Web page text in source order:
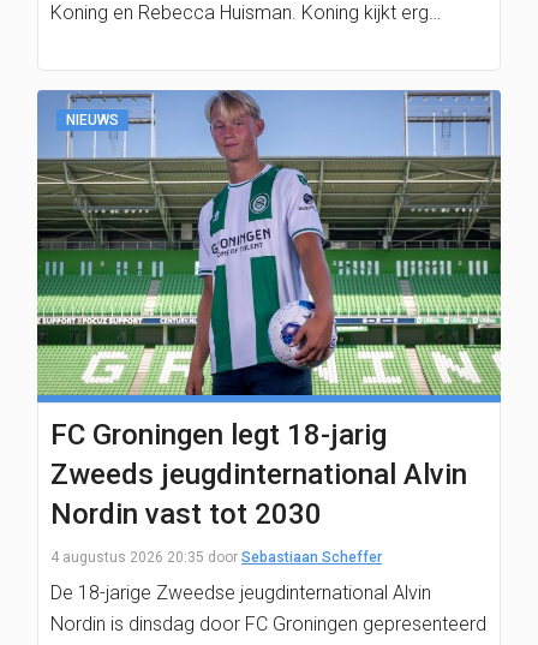
Koning en Rebecca Huisman. Koning kijkt erg…
NIEUWS
FC Groningen legt 18-jarig
Zweeds jeugdinternational Alvin
Nordin vast tot 2030
4 augustus 2026 20:35 door Sebastiaan Scheffer
De 18-jarige Zweedse jeugdinternational Alvin
Nordin is dinsdag door FC Groningen gepresenteerd